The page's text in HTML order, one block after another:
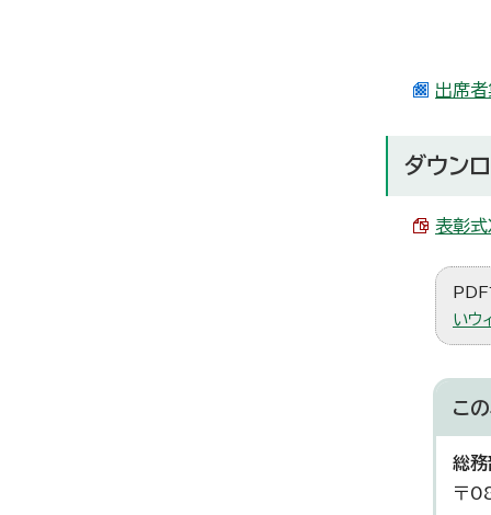
出席
ダウン
表彰
PDF
いウ
こ
総
〒